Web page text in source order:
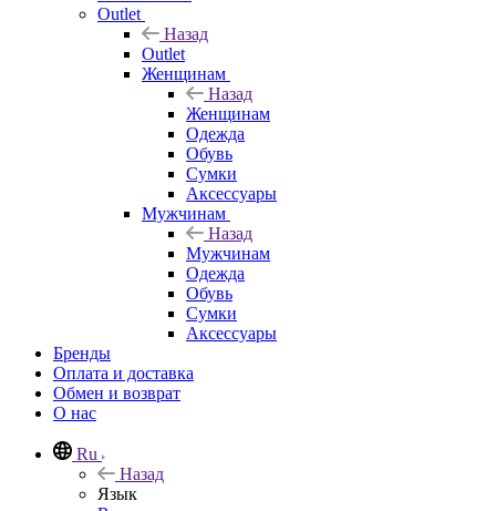
Outlet
Назад
Outlet
Женщинам
Назад
Женщинам
Одежда
Обувь
Сумки
Аксессуары
Мужчинам
Назад
Мужчинам
Одежда
Обувь
Сумки
Аксессуары
Бренды
Оплата и доставка
Обмен и возврат
О нас
Ru
Назад
Язык